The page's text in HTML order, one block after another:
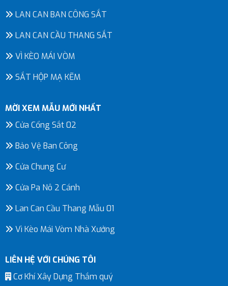
LAN CAN BAN CÔNG SẮT
LAN CAN CẦU THANG SẮT
VÌ KÈO MÁI VÒM
SẮT HỘP MẠ KẼM
MỜI XEM MẪU MỚI NHẤT
Cửa Cổng Sắt 02
Bảo Vệ Ban Công
Cửa Chung Cư
Cửa Pa Nô 2 Cánh
Lan Can Cầu Thang Mẫu 01
Vì Kèo Mái Vòm Nhà Xưởng
LIÊN HỆ VỚI CHÚNG TÔI
Cơ Khí Xây Dựng Thắm quý